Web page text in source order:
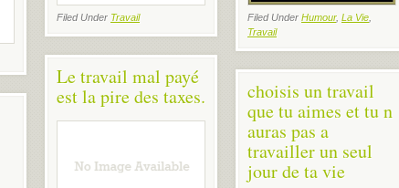
Filed Under Humour, La Vie
Travail
Filed Under Travail
Le travail mal payé
est la pire des taxes.
choisis un travail
que tu aimes et tu n
auras pas a
travailler un seul
jour de ta vie